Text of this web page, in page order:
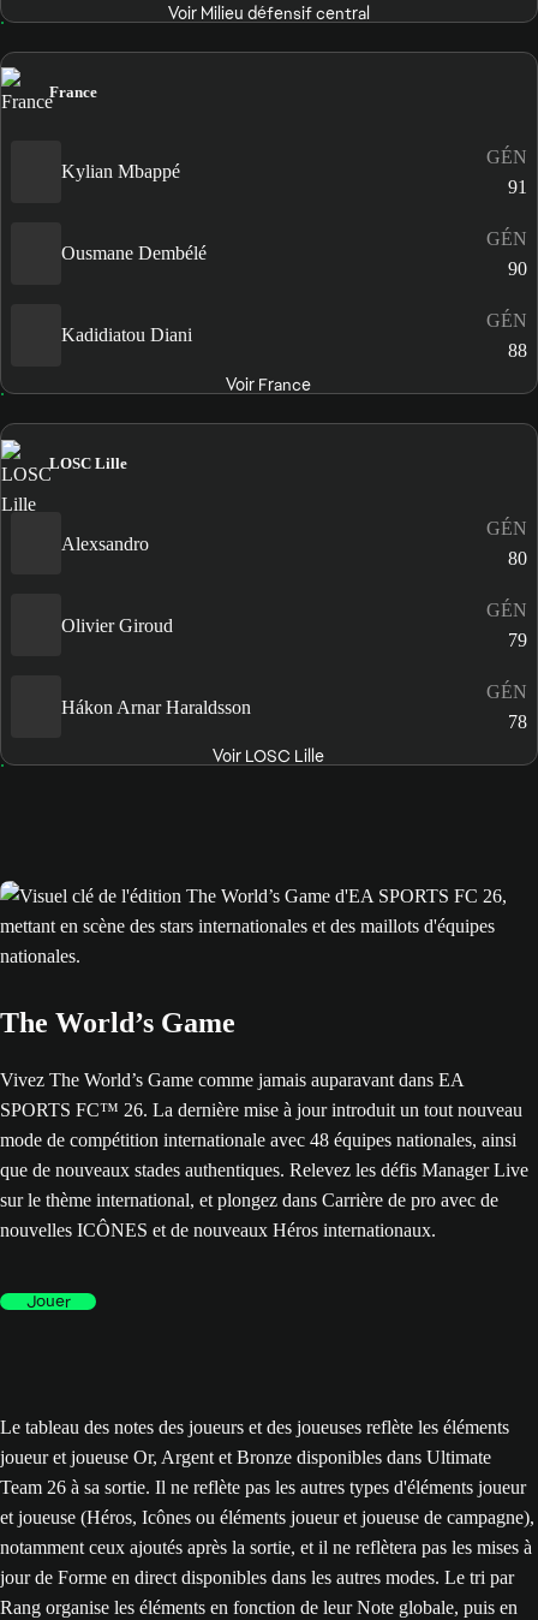
Voir Milieu défensif central
France
Kylian Mbappé
GÉN
91
Ousmane Dembélé
GÉN
90
Kadidiatou Diani
GÉN
88
Voir France
LOSC Lille
Alexsandro
GÉN
80
Olivier Giroud
GÉN
79
Hákon Arnar Haraldsson
GÉN
78
Voir LOSC Lille
The World’s Game
Vivez The World’s Game comme jamais auparavant dans EA
SPORTS FC™ 26. La dernière mise à jour introduit un tout nouveau
mode de compétition internationale avec 48 équipes nationales, ainsi
que de nouveaux stades authentiques. Relevez les défis Manager Live
sur le thème international, et plongez dans Carrière de pro avec de
nouvelles ICÔNES et de nouveaux Héros internationaux.
Jouer
Le tableau des notes des joueurs et des joueuses reflète les éléments
joueur et joueuse Or, Argent et Bronze disponibles dans Ultimate
Team 26 à sa sortie. Il ne reflète pas les autres types d'éléments joueur
et joueuse (Héros, Icônes ou éléments joueur et joueuse de campagne),
notamment ceux ajoutés après la sortie, et il ne reflètera pas les mises à
jour de Forme en direct disponibles dans les autres modes. Le tri par
Rang organise les éléments en fonction de leur Note globale, puis en